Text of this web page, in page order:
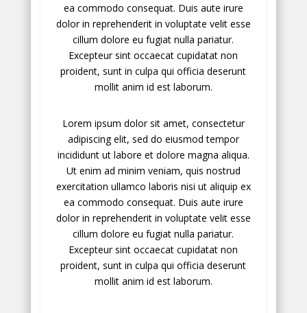
ea commodo consequat. Duis aute irure
dolor in reprehenderit in voluptate velit esse
cillum dolore eu fugiat nulla pariatur.
Excepteur sint occaecat cupidatat non
proident, sunt in culpa qui officia deserunt
mollit anim id est laborum.
Lorem ipsum dolor sit amet, consectetur
adipiscing elit, sed do eiusmod tempor
incididunt ut labore et dolore magna aliqua.
Ut enim ad minim veniam, quis nostrud
exercitation ullamco laboris nisi ut aliquip ex
ea commodo consequat. Duis aute irure
dolor in reprehenderit in voluptate velit esse
cillum dolore eu fugiat nulla pariatur.
Excepteur sint occaecat cupidatat non
proident, sunt in culpa qui officia deserunt
mollit anim id est laborum.